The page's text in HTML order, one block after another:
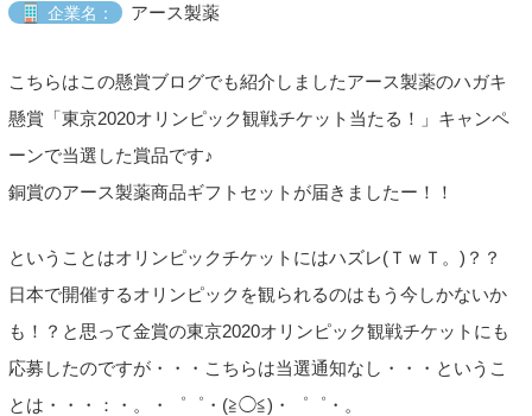
企業名： アース製薬
こちらはこの懸賞ブログでも紹介しましたアース製薬のハガキ
懸賞「東京2020オリンピック観戦チケット当たる！」キャンペ
ーンで当選した賞品です♪
銅賞のアース製薬商品ギフトセットが届きましたー！！
ということはオリンピックチケットにはハズレ(ＴｗＴ。)？？
日本で開催するオリンピックを観られるのはもう今しかないか
も！？と思って金賞の東京2020オリンピック観戦チケットにも
応募したのですが・・・こちらは当選通知なし・・・というこ
とは・・・：・。・゜゜・(≧◯≦)・゜゜・。